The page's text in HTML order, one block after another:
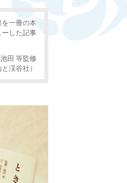
を一冊の本
ーした記事
田 等監修
渓谷社）